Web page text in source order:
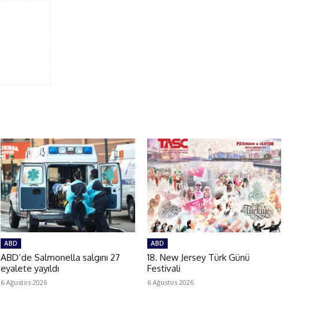
ABD
ABD’de Salmonella salgını 27
eyalete yayıldı
6 Ağustos 2026
ABD
18. New Jersey Türk Günü
Festivali
6 Ağustos 2026